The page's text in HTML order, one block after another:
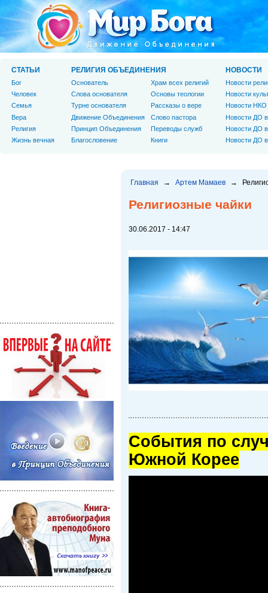
Главная → Артем Мамаев →
Религиозные чайки
30.06.2017 - 14:47
Cобытия по
Южной Корее
СТАТЬИ
Бог
Человек
Cемья
Вера
Религия
Жизнь вечная
РЕЛИГИЯ ОБЪЕДИНЕНИЯ
Основатель
Слова основателя
Турне основателя
Движение Объединения
Принцип Объединения
Благословение
Храм всех религий
Основы теологии
Рассказы о вере
Слово пастора
Переводы служб
Книги
НОВОСТИ
Новости
Новости
Новости НКО
Новости ДО
Новости ДО
Новости ДО